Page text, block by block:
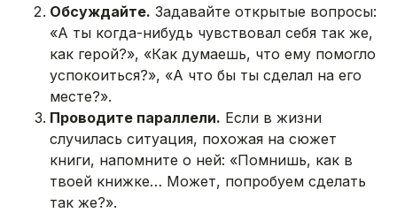
Обсуждайте. Задавайте открытые вопросы:
«А ты когда-нибудь чувствовал себя так же,
как герой?», «Как думаешь, что ему помогло
успокоиться?», «А что бы ты сделал на его
месте?».
Проводите параллели. Если в жизни
случилась ситуация, похожая на сюжет
книги, напомните о ней: «Помнишь, как в
твоей книжке… Может, попробуем сделать
так же?».